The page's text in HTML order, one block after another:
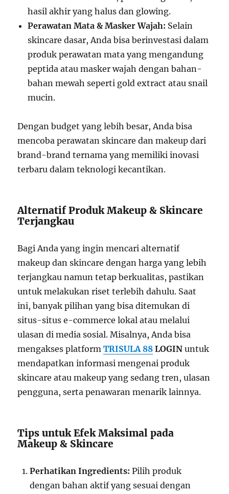
hasil akhir yang halus dan glowing.
Perawatan Mata & Masker Wajah: Selain
skincare dasar, Anda bisa berinvestasi dalam
produk perawatan mata yang mengandung
peptida atau masker wajah dengan bahan-
bahan mewah seperti gold extract atau snail
mucin.
Dengan budget yang lebih besar, Anda bisa
mencoba perawatan skincare dan makeup dari
brand-brand ternama yang memiliki inovasi
terbaru dalam teknologi kecantikan.
Alternatif Produk Makeup & Skincare
Terjangkau
Bagi Anda yang ingin mencari alternatif
makeup dan skincare dengan harga yang lebih
terjangkau namun tetap berkualitas, pastikan
untuk melakukan riset terlebih dahulu. Saat
ini, banyak pilihan yang bisa ditemukan di
situs-situs e-commerce lokal atau melalui
ulasan di media sosial. Misalnya, Anda bisa
mengakses platformTRISULA 88 LOGIN untuk
mendapatkan informasi mengenai produk
skincare atau makeup yang sedang tren, ulasan
pengguna, serta penawaran menarik lainnya.
Tips untuk Efek Maksimal pada
Makeup & Skincare
Perhatikan Ingredients: Pilih produk
dengan bahan aktif yang sesuai dengan